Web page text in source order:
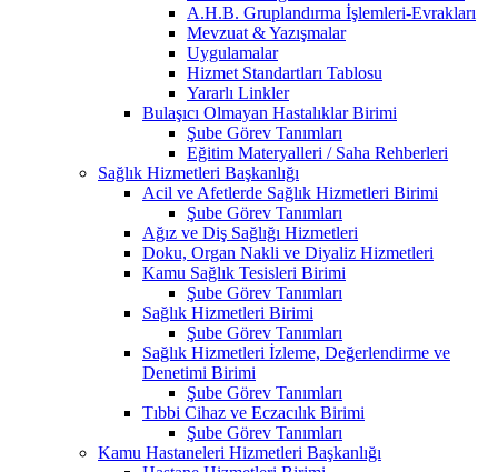
A.H.B. Gruplandırma İşlemleri-Evrakları
Mevzuat & Yazışmalar
Uygulamalar
Hizmet Standartları Tablosu
Yararlı Linkler
Bulaşıcı Olmayan Hastalıklar Birimi
Şube Görev Tanımları
Eğitim Materyalleri / Saha Rehberleri
Sağlık Hizmetleri Başkanlığı
Acil ve Afetlerde Sağlık Hizmetleri Birimi
Şube Görev Tanımları
Ağız ve Diş Sağlığı Hizmetleri
Doku, Organ Nakli ve Diyaliz Hizmetleri
Kamu Sağlık Tesisleri Birimi
Şube Görev Tanımları
Sağlık Hizmetleri Birimi
Şube Görev Tanımları
Sağlık Hizmetleri İzleme, Değerlendirme ve
Denetimi Birimi
Şube Görev Tanımları
Tıbbi Cihaz ve Eczacılık Birimi
Şube Görev Tanımları
Kamu Hastaneleri Hizmetleri Başkanlığı